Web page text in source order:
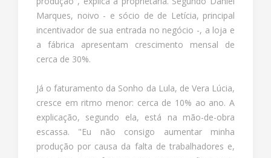
Marques, noivo - e sócio de de Letícia, principal
incentivador de sua entrada no negócio -, a loja e
a fábrica apresentam crescimento mensal de
cerca de 30%.
Já o faturamento da Sonho da Lula, de Vera Lúcia,
cresce em ritmo menor: cerca de 10% ao ano. A
explicação, segundo ela, está na mão-de-obra
escassa. "Eu não consigo aumentar minha
produção por causa da falta de trabalhadores e,